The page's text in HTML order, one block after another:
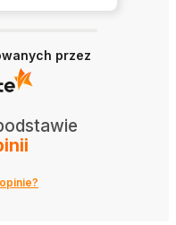
przez